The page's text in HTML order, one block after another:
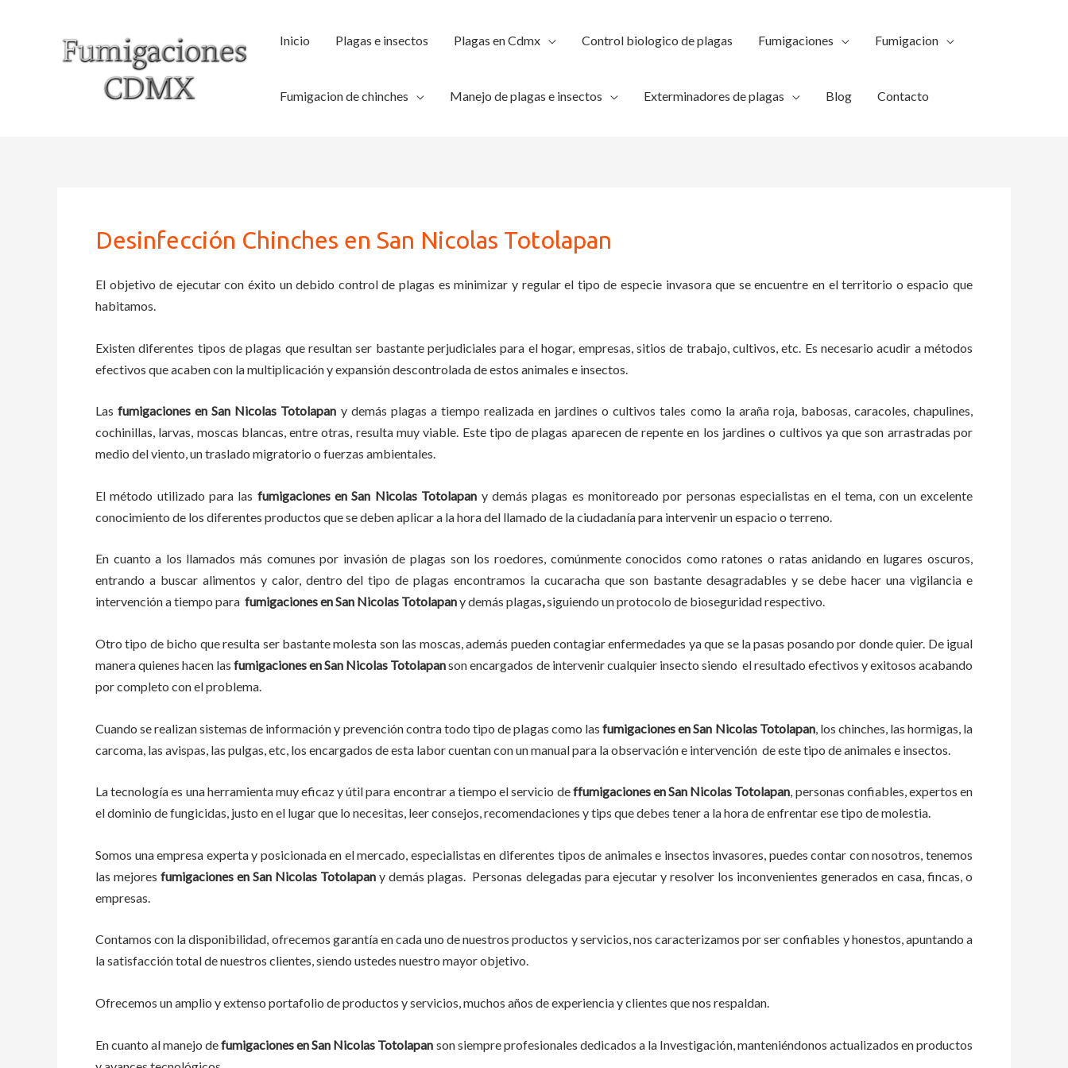
Inicio Plagas e insectos Plagas en Cdmx Control biologico de plagas Fumigaciones Fumigacion
Fumigacion de chinches Manejo de plagas e insectos Exterminadores de plagas Blog Contacto
Desinfección Chinches en San Nicolas Totolapan
El objetivo de ejecutar con éxito un debido control de plagas es minimizar y regular el tipo de especie invasora que se encuentre en el territorio o espacio que
habitamos.
Existen diferentes tipos de plagas que resultan ser bastante perjudiciales para el hogar, empresas, sitios de trabajo, cultivos, etc. Es necesario acudir a métodos
efectivos que acaben con la multiplicación y expansión descontrolada de estos animales e insectos.
Las fumigacionesenSan Nicolas Totolapan y demás plagas a tiempo realizada en jardines o cultivos tales como la araña roja, babosas, caracoles, chapulines,
cochinillas, larvas, moscas blancas, entre otras, resulta muy viable. Este tipo de plagas aparecen de repente en los jardines o cultivos ya que son arrastradas por
medio del viento, un traslado migratorio o fuerzas ambientales.
El método utilizado para las fumigaciones en San Nicolas Totolapan y demás plagas es monitoreado por personas especialistas en el tema, con un excelente
conocimiento de los diferentes productos que se deben aplicar a la hora del llamado de la ciudadanía para intervenir un espacio o terreno.
En cuanto a los llamados más comunes por invasión de plagas son los roedores, comúnmente conocidos como ratones o ratas anidando en lugares oscuros,
entrando a buscar alimentos y calor, dentro del tipo de plagas encontramos la cucaracha que son bastante desagradables y se debe hacer una vigilancia e
intervención a tiempo para fumigacionesenSan Nicolas Totolapany demás plagas,siguiendo un protocolo de bioseguridad respectivo.
Otro tipo de bicho que resulta ser bastante molesta son las moscas, además pueden contagiar enfermedades ya que se la pasas posando por donde quier. De igual
manera quienes hacen las fumigacionesenSan Nicolas Totolapanson encargados de intervenir cualquier insecto siendo el resultado efectivos y exitosos acabando
por completo con el problema.
Cuando se realizan sistemas de información y prevención contra todo tipo de plagas como lasfumigacionesen San Nicolas Totolapan, los chinches, las hormigas, la
carcoma, las avispas, las pulgas, etc, los encargados de esta laborcuentan con un manual para la observación e intervención de este tipo de animales e insectos.
La tecnología es una herramienta muy eficaz y útil para encontrar a tiempo el servicio deffumigaciones en San Nicolas Totolapan, personas confiables, expertos en
el dominio de fungicidas, justo en el lugar que lo necesitas, leer consejos, recomendaciones y tips que debes tener a la hora de enfrentar ese tipo de molestia.
Somos una empresa experta y posicionada en el mercado, especialistas en diferentes tipos de animales e insectos invasores, puedes contar con nosotros, tenemos
las mejoresfumigaciones enSan Nicolas Totolapan y demás plagas. Personas delegadas para ejecutar y resolver los inconvenientes generados en casa, fincas, o
empresas.
Contamos con la disponibilidad, ofrecemos garantía en cada uno de nuestros productos y servicios, nos caracterizamos por ser confiables y honestos, apuntando a
la satisfacción total de nuestros clientes, siendo ustedes nuestro mayor objetivo.
Ofrecemos un amplio y extenso portafolio de productos y servicios, muchos años de experiencia y clientes que nos respaldan.
En cuanto almanejo defumigacionesenSan Nicolas Totolapan son siempre profesionales dedicados a la Investigación, manteniéndonos actualizados en productos